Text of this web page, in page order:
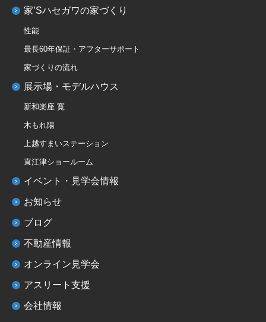
家’Sハセガワの家づくり
性能
最長60年保証・アフターサポート
家づくりの流れ
展示場・モデルハウス
新和楽座 寛
木もれ陽
上越すまいステーション
直江津ショールーム
イベント・見学会情報
お知らせ
ブログ
不動産情報
オンライン見学会
アスリート支援
会社情報